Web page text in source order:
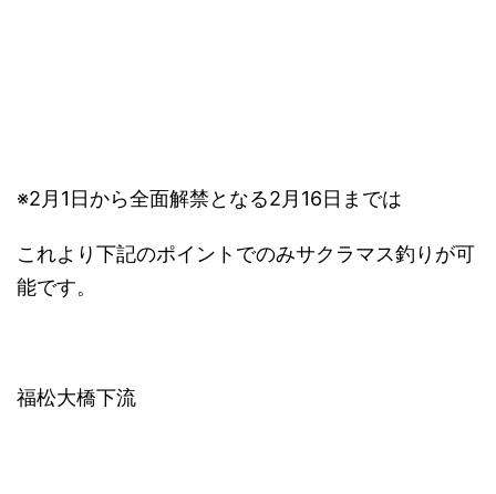
※2月1日から全面解禁となる2月16日までは
これより下記のポイントでのみサクラマス釣りが可
能です。
福松大橋下流